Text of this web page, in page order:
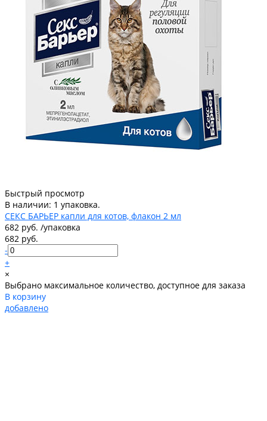
Быстрый просмотр
В наличии: 1 упаковка.
СЕКС БАРЬЕР капли для котов, флакон 2 мл
682 руб. /упаковка
682 руб.
-
+
×
Выбрано максимальное количество, доступное для заказа
В корзину
добавлено